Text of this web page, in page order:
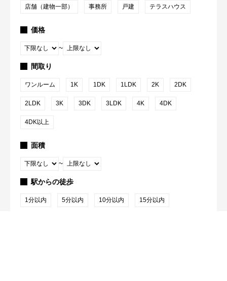
店舗（建物一部） 事務所 戸建 テラスハウス
価格
~
間取り
ワンルーム 1K 1DK 1LDK 2K 2DK
2LDK 3K 3DK 3LDK 4K 4DK
4DK以上
面積
~
駅からの徒歩
1分以内 5分以内 10分以内 15分以内